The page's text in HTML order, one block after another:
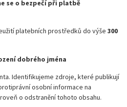
se o bezpečí při platbě
platebních prostředků do výše 300
dobrého jména
Identifikujeme zdroje, které publikují
osobní informace na
o odstranění tohoto obsahu.